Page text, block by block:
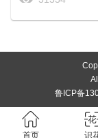
鲁ICP备
首页 识